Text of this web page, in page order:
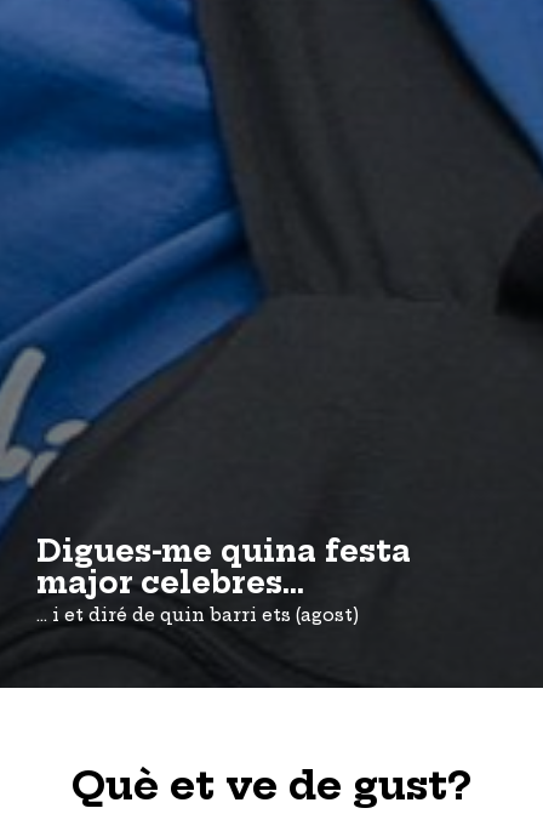
Digues-me quina festa
major celebres...
... i et diré de quin barri ets (agost)
Què et ve de gust?